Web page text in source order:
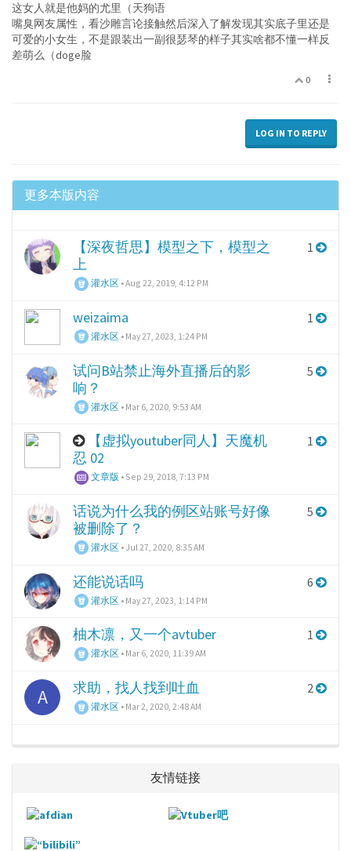
这女人就是他妈的尤里（天狗语
嘴臭网友属性，看沙雕言论接触然后深入了解发现其实底子里还是
可爱的小女生，不是跟装出一副很瑟琴的样子其实啥都不懂一样反
差萌么（doge脸
0
LOG IN TO REPLY
更多本版内容
【深夜哲思】模型之下，模型之
上
灌水区 •Aug 22, 2019, 4:12 PM
1
weizaima
灌水区 • May 27, 2023, 1:24 PM
1
试问B站禁止海外直播后的影
响？
灌水区 • Mar 6, 2020, 9:53 AM
5
【虚拟youtuber同人】天魔机
忍 02
文章版 • Sep 29, 2018, 7:13 PM
1
话说为什么我的例区站账号好像
被删除了？
灌水区 • Jul 27, 2020, 8:35 AM
5
还能说话吗
灌水区 • May 27, 2023, 1:14 PM
6
柚木凛，又一个avtuber
灌水区 • Mar 6, 2020, 11:39 AM
1
A 求助，找人找到吐血
灌水区 • Mar 2, 2020, 2:48 AM
2
友情链接